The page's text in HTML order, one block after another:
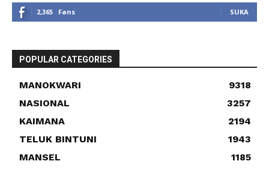
2,365 Fans SUKA
POPULAR CATEGORIES
MANOKWARI
9318
NASIONAL
3257
KAIMANA
2194
TELUK BINTUNI
1943
MANSEL
1185